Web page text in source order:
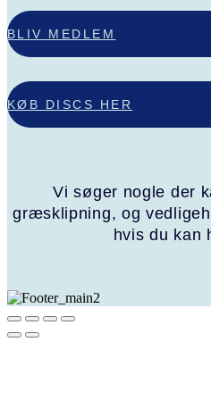
BLIV MEDLEM
KØB DISCS HER
Vi søger nogle der
græsklipning, og
hvis du kan